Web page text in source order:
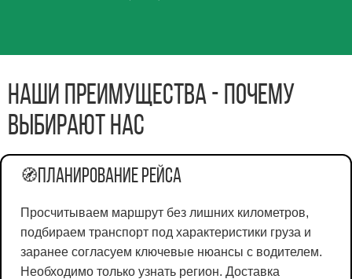
Наши преимущества - почему
выбирают нас
🧭Планирование рейса
Просчитываем маршрут без лишних километров,
подбираем транспорт под характеристики груза и
заранее согласуем ключевые нюансы с водителем.
Необходимо только узнать регион. Доставка